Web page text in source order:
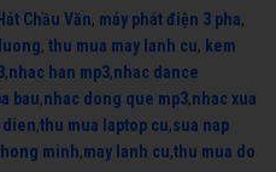
Hát Chầu Văn, máy phát điện 3 pha,
, thu mua may lanh cu, kem
,nhac han mp3,nhac dance
bau,nhac dong que mp3,nhac xua
dien,thu mua laptop cu,sua nap
minh,may lanh cu,thu mua do